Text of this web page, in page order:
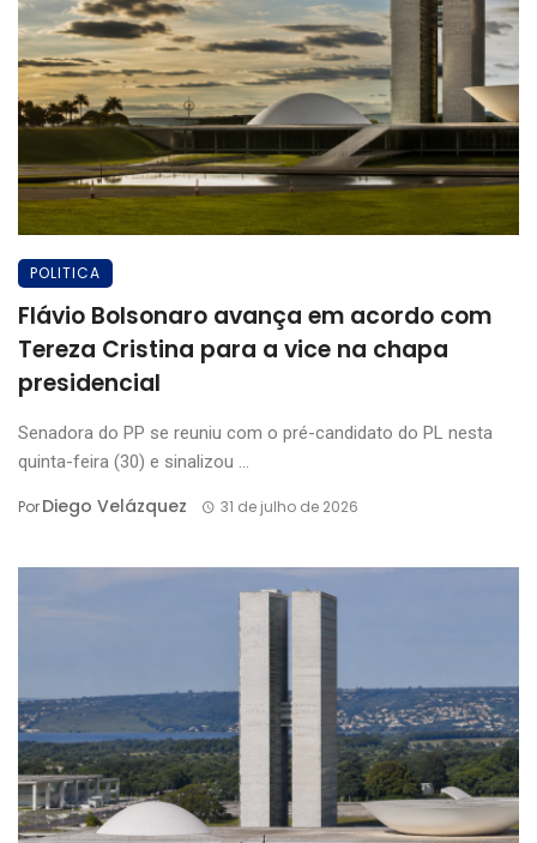
POLITICA
Flávio Bolsonaro avança em acordo com
Tereza Cristina para a vice na chapa
presidencial
Senadora do PP se reuniu com o pré-candidato do PL nesta
quinta-feira (30) e sinalizou ...
PorDiego Velázquez 31 de julho de 2026